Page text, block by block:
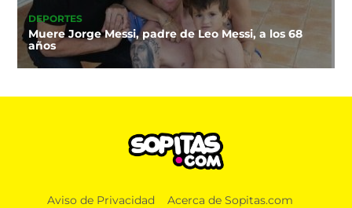
DEPORTES
Muere Jorge Messi, padre de Leo Messi, a los 68
años
Aviso de Privacidad Acerca de Sopitas.com